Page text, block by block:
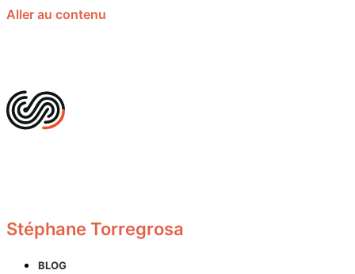
Aller au contenu
Stéphane Torregrosa
BLOG